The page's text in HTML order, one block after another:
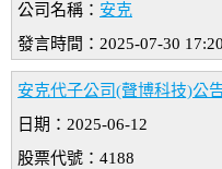
公司名稱： 安克
發言時間：2025-07-30
安克代子公司(聲博科技)公
日期：2025-06-12
股票代號：4188